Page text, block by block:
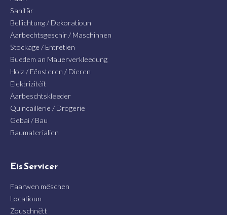
Sanitär
Beliichtung / Dekoratioun
Aarbechtsgeschir / Maschinnen
Stockage / Entretien
Buedem an Mauerverkleedung
Holz / Fënsteren / Dieren
Elektrizitéit
Aarbeschtskleeder
Quincaillerie / Drogerie
Gebai / Bau
Baumaterialien
Eis Servicer
Faarwen mëschen
Locatioun
Zouschnëtt